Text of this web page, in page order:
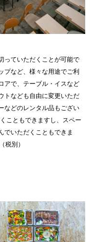
っていただくことが可能で
プなど、様々な用途でご利
アで、テーブル・イスなど
トなども自由に変更いただ
などのレンタル品もござい
こともできますし、スペー
でいただくこともできま
税別）